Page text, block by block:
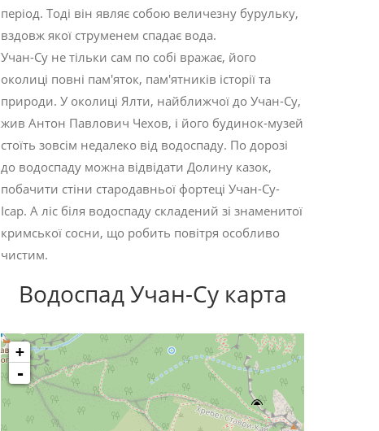
період. Тоді він являє собою величезну бурульку,
вздовж якої струменем спадає вода.
Учан-Су не тільки сам по собі вражає, його
околиці повні пам'яток, пам'ятників історії та
природи. У околиці Ялти, найближчої до Учан-Су,
жив Антон Павлович Чехов, і його будинок-музей
стоїть зовсім недалеко від водоспаду. По дорозі
до водоспаду можна відвідати Долину казок,
побачити стіни стародавньої фортеці Учан-Су-
Ісар. А ліс біля водоспаду складений зі знаменитої
кримської сосни, що робить повітря особливо
чистим.
Водоспад Учан-Су карта
+
-